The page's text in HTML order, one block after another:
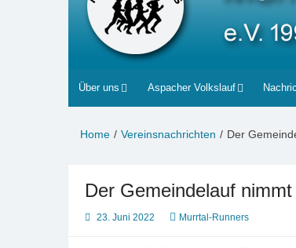
Über uns Aspacher Volkslauf
Home Vereinsnachrichten Der
Der Gemeindelauf
23. Juni 2022 Murrtal-Runners